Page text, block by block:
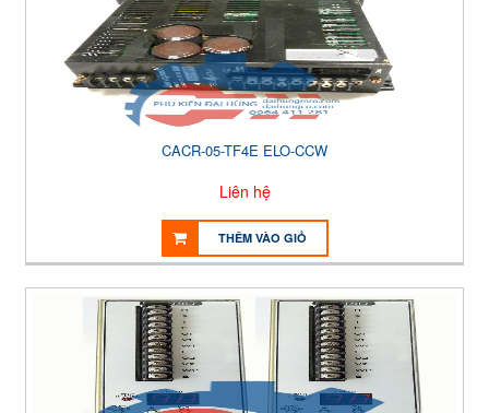
CACR-05-TF4E ELO-CCW
Liên hệ
THÊM VÀO GIỎ